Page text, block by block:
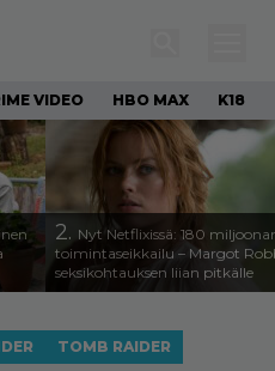
VIDEO HBO MAX K18
2. Nyt Netflixissä: 180
toimintaseikkailu – Margot
seksikohtauksen liian pitkälle
TOMB RAIDER